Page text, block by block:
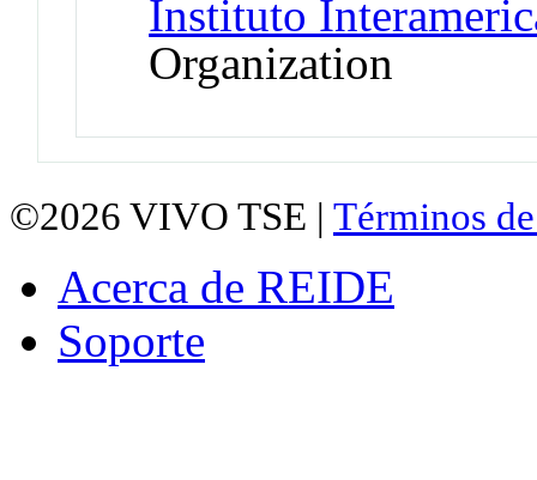
Instituto
Organization
©2026 VIVO TSE | Términos
Acerca de REIDE
Soporte